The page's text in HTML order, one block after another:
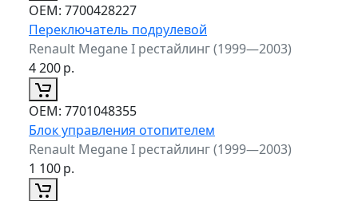
ОЕМ: 7700428227
Переключатель подрулевой
Renault Megane I рестайлинг (1999—2003)
4 200р.
ОЕМ: 7701048355
Блок управления отопителем
Renault Megane I рестайлинг (1999—2003)
1 100р.